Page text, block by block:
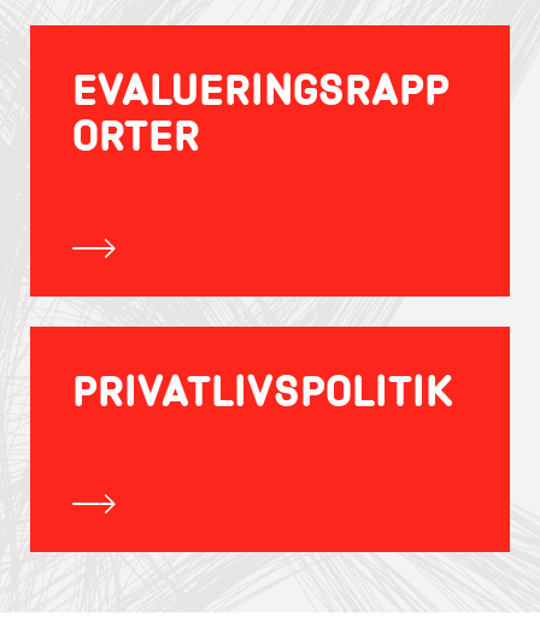
EVALUERINGSRAPP
ORTER
PRIVATLIVSPOLITIK